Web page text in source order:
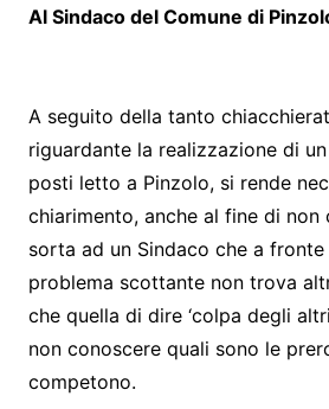
Al Sindaco del Comune di
A seguito della tanto
riguardante la realizzazione di
posti letto a Pinzolo, si rende
chiarimento, anche al fine di non
sorta ad un Sindaco che a fronte
problema scottante non trova
che quella di dire ‘colpa degli
non conoscere quali sono le
competono.